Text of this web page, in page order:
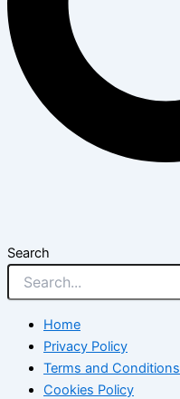
Search
Home
Privacy Policy
Terms and Conditions
Cookies Policy